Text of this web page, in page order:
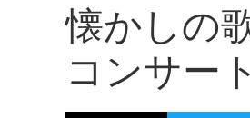
懐かしの
コンサート